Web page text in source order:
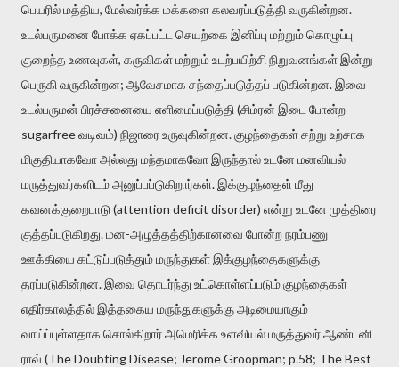
பெயரில் மத்திய, மேல்வர்க்க மக்களை கலவரப்படுத்தி வருகின்றன.
உடல்பருமனை போக்க ஏகப்பட்ட செயற்கை இனிப்பு மற்றும் கொழுப்பு
குறைந்த உணவுகள், கருவிகள் மற்றும் உடற்பயிற்சி நிறுவனங்கள் இன்று
பெருகி வருகின்றன; ஆவேசமாக சந்தைப்படுத்தப் படுகின்றன. இவை
உடல்பருமன் பிரச்சனையை எளிமைப்படுத்தி (சிம்ரன் இடை போன்ற
sugarfree வடிவம்) நிஜாரை உருவுகின்றன. குழந்தைகள் சற்று உற்சாக
மிகுதியாகவோ அல்லது மந்தமாகவோ இருந்தால் உடனே மனவியல்
மருத்துவர்களிடம் அனுப்பப்டுகிறார்கள். இக்குழந்தைள் மீது
கவனக்குறைபாடு (attention deficit disorder) என்று உடனே முத்திரை
குத்தப்படுகிறது. மன-அழுத்தத்திற்கானவை போன்ற நரம்பணு
ஊக்கியை கட்டுப்படுத்தும் மருந்துகள் இக்குழந்தைகளுக்கு
தரப்படுகின்றன. இவை தொடர்ந்து உட்கொள்ளப்படும் குழந்தைகள்
எதிர்காலத்தில் இத்தகைய மருந்துகளுக்கு அடிமையாகும்
வாய்ப்புள்ளதாக சொல்கிறார் அமெரிக்க உளவியல் மருத்துவர் ஆண்டனி
ராவ் (The Doubting Disease; Jerome Groopman; p.58; The Best